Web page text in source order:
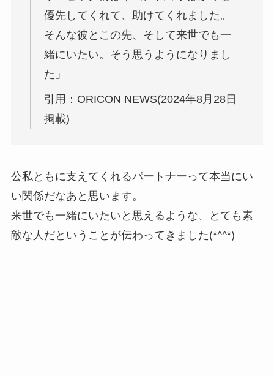
優先してくれて、助けてくれました。
そんな彼とこの先、そして来世でも一
緒にいたい。そう思うようになりまし
た」
引用：ORICON NEWS(2024年8月28日
掲載)
公私ともに支えてくれるパートナーって本当にい
い関係だなあと思います。
来世でも一緒にいたいと思えるような、とても素
敵な人だということが伝わってきました(*^^*)